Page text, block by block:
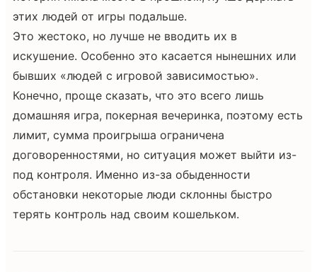
этих людей от игры подальше.
Это жестоко, но лучше не вводить их в
искушение. Особенно это касается нынешних или
бывших «людей с игровой зависимостью».
Конечно, проще сказать, что это всего лишь
домашняя игра, покерная вечеринка, поэтому есть
лимит, сумма проигрыша ограничена
договоренностями, но ситуация может выйти из-
под контроля. Именно из-за обыденности
обстановки некоторые люди склонны быстро
терять контроль над своим кошельком.